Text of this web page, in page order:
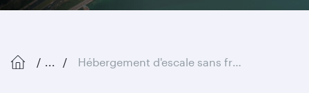
... Hébergement d'escale sans frais